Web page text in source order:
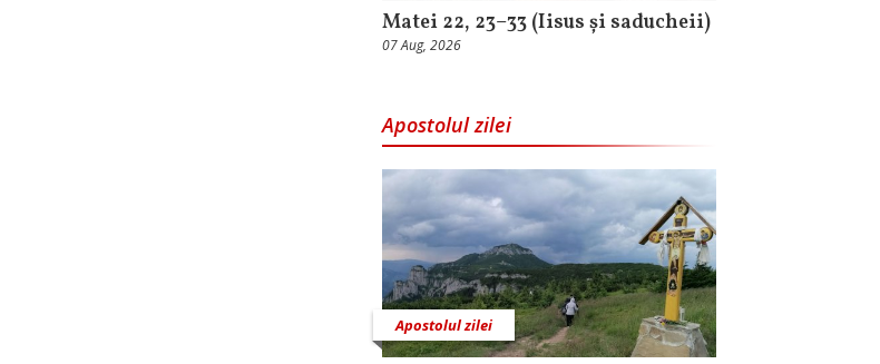
Matei 22, 23–33 (Iisus și saducheii)
07 Aug, 2026
Apostolul zilei
Apostolul zilei